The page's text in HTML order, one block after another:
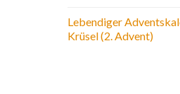
Lebendiger
Krüsel (2. Advent)